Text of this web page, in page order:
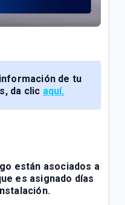
Tigo | General
de tu
da clic aquí.
están asociados a
es asignado días